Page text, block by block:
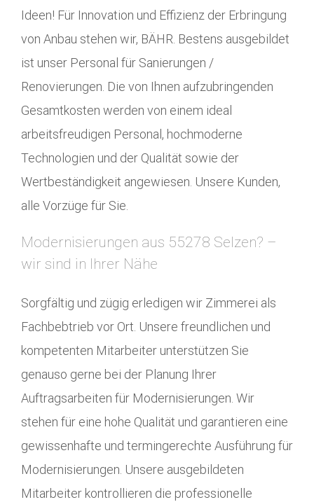
Ideen! Für Innovation und Effizienz der Erbringung
von Anbau stehen wir, BÄHR. Bestens ausgebildet
ist unser Personal für Sanierungen /
Renovierungen. Die von Ihnen aufzubringenden
Gesamtkosten werden von einem ideal
arbeitsfreudigen Personal, hochmoderne
Technologien und der Qualität sowie der
Wertbeständigkeit angewiesen. Unsere Kunden,
alle Vorzüge für Sie.
Modernisierungen aus 55278 Selzen? –
wir sind in Ihrer Nähe
Sorgfältig und zügig erledigen wir Zimmerei als
Fachbebtrieb vor Ort. Unsere freundlichen und
kompetenten Mitarbeiter unterstützen Sie
genauso gerne bei der Planung Ihrer
Auftragsarbeiten für Modernisierungen. Wir
stehen für eine hohe Qualität und garantieren eine
gewissenhafte und termingerechte Ausführung für
Modernisierungen. Unsere ausgebildeten
Mitarbeiter kontrollieren die professionelle